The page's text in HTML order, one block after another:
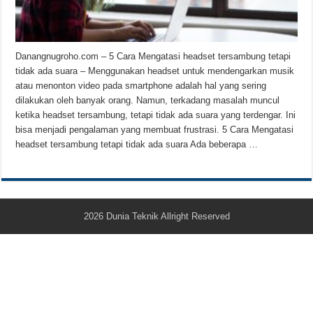
Teknologi Bikin Bisnis Makanan Kamu Makin Cuan! Begini Cara Buka
Danangnugroho.com – 5 Cara Mengatasi headset tersambung tetapi
tidak ada suara – Menggunakan headset untuk mendengarkan musik
atau menonton video pada smartphone adalah hal yang sering
dilakukan oleh banyak orang. Namun, terkadang masalah muncul
ketika headset tersambung, tetapi tidak ada suara yang terdengar. Ini
bisa menjadi pengalaman yang membuat frustrasi. 5 Cara Mengatasi
headset tersambung tetapi tidak ada suara Ada beberapa …
2026 Dunia Teknik Allright Reserved